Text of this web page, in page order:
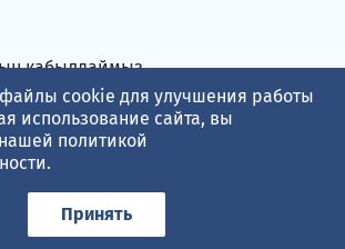
қабылдаймыз
cookie для улучшения работы
использование сайта, вы
политикой
.
Принять